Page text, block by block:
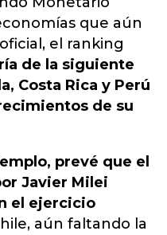
que aún
el ranking
de la siguiente
Costa Rica y Perú
de su
prevé que el
Javier Milei
el ejercicio
aún faltando la